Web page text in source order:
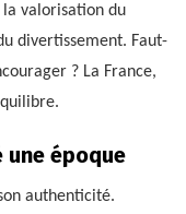
valorisation du
divertissement. Faut-
? La France,
une époque
authenticité.